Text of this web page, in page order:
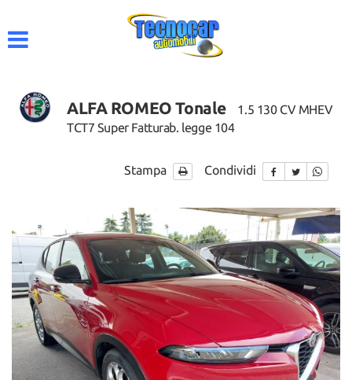
LISTA VEICOLIALFA ROMEO Tonale
1.5 130 CV MHEV
TCT7 Super Fatturab. legge 104
Stampa Condividi